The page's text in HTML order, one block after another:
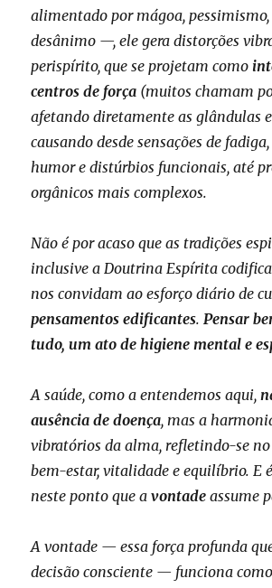
alimentado por mágoa,
desânimo —, ele gera distorções
perispírito, que se projetam como
centros de força (muitos chamam
afetando diretamente as glândulas
causando desde sensações de
humor e distúrbios funcionais, até
orgânicos mais complexos.
Não é por acaso que as tradições
inclusive a Doutrina Espírita
nos convidam ao esforço diário de
pensamentos edificantes.Pensar
tudo, um ato de higiene mental e
A saúde, como a entendemos aqui,
ausência de doença, mas a
vibratórios da alma, refletindo-se
bem-estar, vitalidade e equilíbrio. E
neste ponto que avontade assume
A vontade — essa força profunda
decisão consciente — funciona